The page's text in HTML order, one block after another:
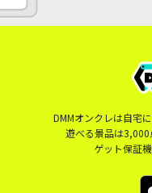
DMMオンクレは自宅
遊べる景品は3,000
ゲット保証